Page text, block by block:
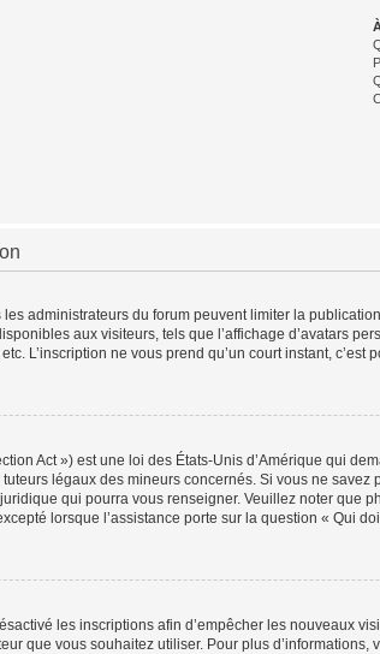
les administrateurs du forum peuvent limiter la
aux visiteurs, tels que l’affichage d’avatars
L’inscription ne vous prend qu’un court instant,
Act ») est une loi des États-Unis d’Amérique qui
légaux des mineurs concernés. Si vous ne
qui pourra vous renseigner. Veuillez noter que
lorsque l’assistance porte sur la question « Qui
les inscriptions afin d’empêcher les nouveaux
que vous souhaitez utiliser. Pour plus